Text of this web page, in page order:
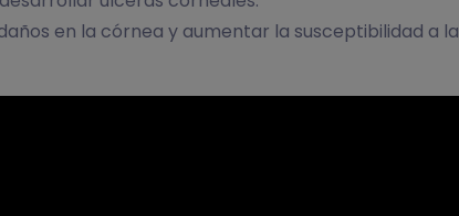
en la córnea y aumentar la susceptibilidad a la